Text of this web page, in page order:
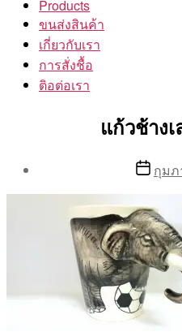
Products
ขนส่งสินค้า
เกี่ยวกับเรา
การสั่งชื้อ
ติอต่อเรา
แก้วช้าง
By
Postกุมภ